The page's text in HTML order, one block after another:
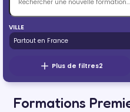
VILLE
Plus de filtres2
Formations